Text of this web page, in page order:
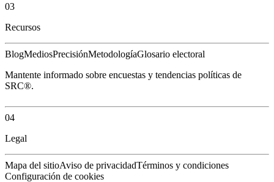
03
Recursos
BlogMediosPrecisiónMetodologíaGlosario electoral
Mantente informado sobre encuestas y tendencias políticas de
SRC®.
04
Legal
Mapa del sitioAviso de privacidadTérminos y condiciones
Configuración de cookies